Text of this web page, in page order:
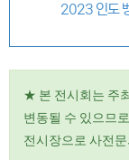
2023 인도
★ 본 전시회는 주
변동될 수 있으므
전시장으로 사전문